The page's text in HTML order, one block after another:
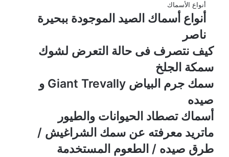
أنواع الأسماك
أنواع أسماك الصيد الموجودة ببحيرة
ناصر
كيف نتصرف فى حالة التعرض لشوك
سمكة الجلخ
سمك جرم البياض Giant Trevally و
صيده
أسماك تصطاد الحيوانات والطيور
ماتريد معرفته عن سمك الشراغيش /
طرق صيده / الطعوم المستخدمة